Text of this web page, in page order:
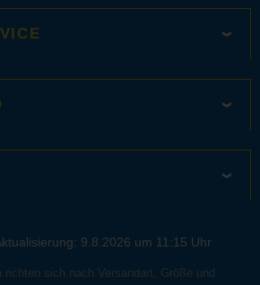
9.8.2026 um 11:15 Uhr
richten sich nach Versandart, Größe und